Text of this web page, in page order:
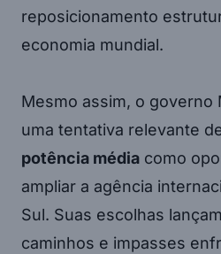
reposicionamento
economia mundial.
Mesmo assim, o governo
uma tentativa relevante
potência média como
ampliar a agência
Sul. Suas escolhas
caminhos e impasses